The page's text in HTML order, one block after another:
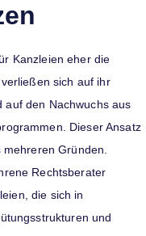
Kanzleien eher die
sich auf ihr
auf den Nachwuchs aus
Dieser Ansatz
Gründen.
Rechtsberater
die sich in
und